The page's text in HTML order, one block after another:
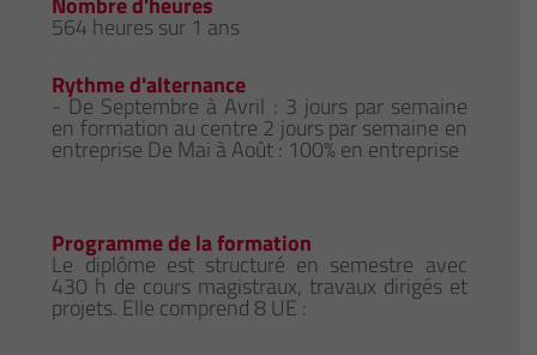
564 heures sur 1 ans
Rythme d'alternance
- De Septembre à Avril : 3 jours par semaine
en formation au centre 2 jours par semaine en
entreprise De Mai à Août : 100% en entreprise
Programme de la formation
Le diplôme est structuré en semestre avec
430 h de cours magistraux, travaux dirigés et
projets. Elle comprend 8 UE :